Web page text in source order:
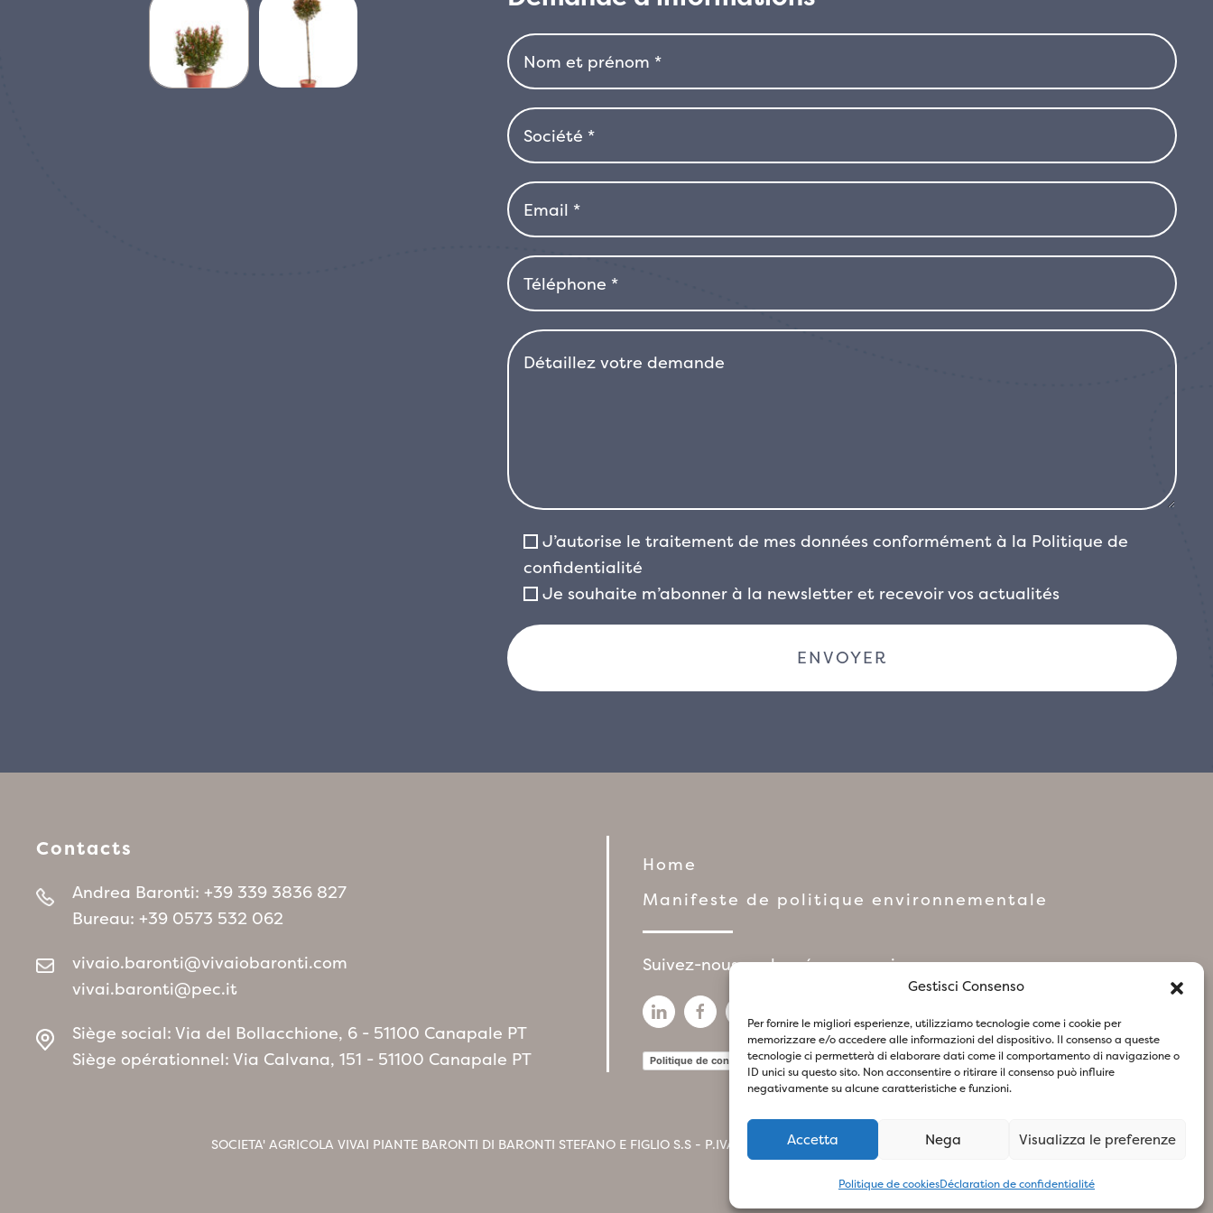
Gestisci Consenso
Per fornire le migliori esperienze, utilizziamo tecnologie come i cookie per
memorizzare e/o accedere alle informazioni del dispositivo. Il consenso a queste
tecnologie ci permetterà di elaborare dati come il comportamento di navigazione o
ID unici su questo sito. Non acconsentire o ritirare il consenso può influire
negativamente su alcune caratteristiche e funzioni.
Accetta Nega Visualizza le preferenze
Politique de cookiesDéclaration de confidentialité
que les abeilles et les papillons. Après la floraison, la plante peut produire des
baies rouges qui persistent une partie de l’hiver, ajoutant un élément décoratif
supplémentaire à la plante. Photinia x fraseri « Chico » est une plante rustique qui
s’adapte à une grande variété de sols, à condition qu’ils soient bien drainés. Elle
préfère une exposition ensoleillée ou semi-ombragée, ce qui contribue à rehausser
variété convient parfaitement aux jardins côtiers et aux environnements venteux.
Relativement rustique au froid, elle peut nécessiter une protection dans les régions
où les gelées sont particulièrement fortes. Grâce à son port compact, à la couleur
vive de ses pousses et à sa facilité d’entretien, Photinia x fraseri « Chico » est un
choix idéal pour ceux qui recherchent une plante ornementale qui apportera
couleur et dynamisme aux petits jardins ou aux espaces restreints, sans
compromettre sa beauté et sa résistance.
(R-
ROYALTY)
J’autorise le traitement de mes données conformément à la Politique de
confidentialité
Je souhaite m’abonner à la newsletter et recevoir vos actualités
Contacts
Andrea Baronti: +39 339 3836 827
Bureau: +39 0573 532 062
vivaio.baronti@vivaiobaronti.com
vivai.baronti@pec.it
Siège social: Via del Bollacchione, 6 - 51100 Canapale PT
Siège opérationnel: Via Calvana, 151 - 51100 Canapale PT
Home
Manifeste de politique environnementale
Suivez-nous sur les réseaux sociaux
Politique de confidentialité Politique relative aux Cookies
SOCIETA' AGRICOLA VIVAI PIANTE BARONTI DI BARONTI STEFANO E FIGLIO S.S - P.IVA 01741260473- Design & Concept By Woola